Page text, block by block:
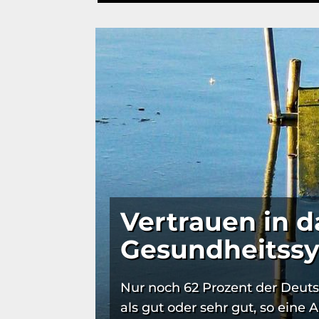
Vertrauen in
Nur noch 62 Prozent der
als gut oder sehr gut, so eine